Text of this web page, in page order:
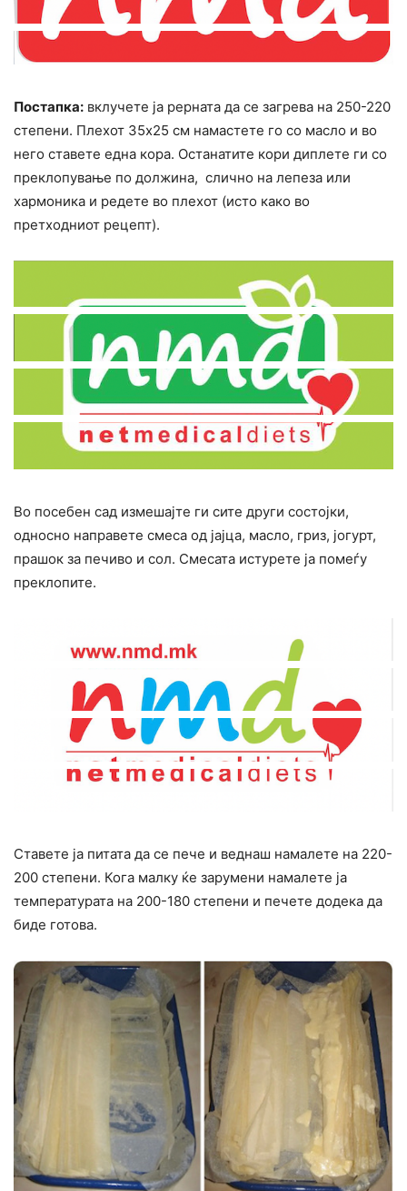
Постапка: вклучете ја рерната да се загрева на 250-220
степени. Плехот 35х25 см намастете го со масло и во
него ставете една кора. Останатите кори диплете ги со
преклопување по должина, слично на лепеза или
хармоника и редете во плехот (исто како во
претходниот рецепт).
​Во посебен сад измешајте ги сите други состојки,
односно направете смеса од јајца, масло, гриз, јогурт,
прашок за печиво и сол. Смесата истурете ја помеѓу
преклопите.
Ставете ја питата да се пече и веднаш намалете на 220-
200 степени. Кога малку ќе зарумени намалете ја
температурата на 200-180 степени и печете додека да
биде готова.